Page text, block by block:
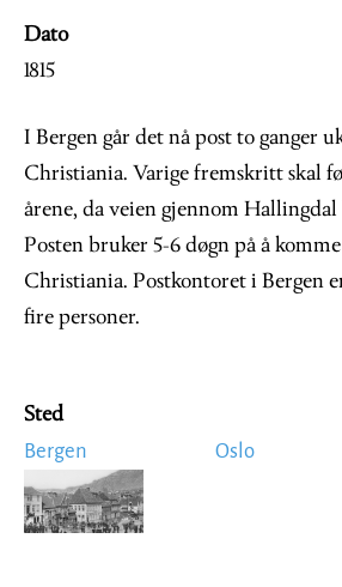
Dato
1815
I Bergen går det nå post to ganger
Christiania. Varige fremskritt skal
årene, da veien gjennom
Posten bruker 5-6 døgn på å
Christiania. Postkontoret i Bergen
fire personer.
Sted
Bergen
Image
Oslo